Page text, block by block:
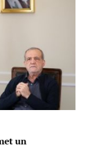
un